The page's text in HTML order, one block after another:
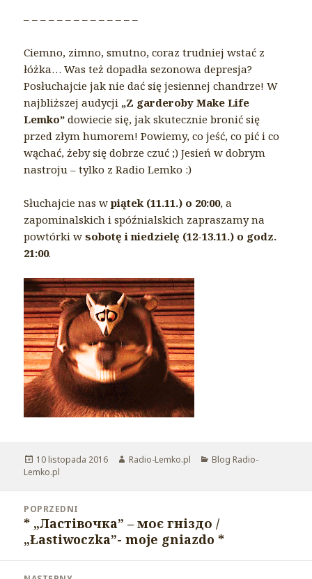
– – – – – – – – – – – – – –
Ciemno, zimno, smutno, coraz trudniej wstać z
łóżka… Was też dopadła sezonowa depresja?
Posłuchajcie jak nie dać się jesiennej chandrze! W
najbliższej audycji „Z garderoby Make Life
Lemko” dowiecie się, jak skutecznie bronić się
przed złym humorem! Powiemy, co jeść, co pić i co
wąchać, żeby się dobrze czuć ;) Jesień w dobrym
nastroju – tylko z Radio Lemko :)
Słuchajcie nas wpiątek (11.11.) o 20:00, a
zapominalskich i spóźnialskich zapraszamy na
powtórki wsobotę i niedzielę (12-13.11.) o godz.
21:00.
Opublikowano
10 listopada 2016 Autor
Radio-Lemko.pl Kategorie
Blog Radio-
Lemko.pl
wpisu
POPRZEDNI
Poprzedni
wpis:
* „Ластівочка” – моє гніздо /
„Łastiwoczka”- moje gniazdo *